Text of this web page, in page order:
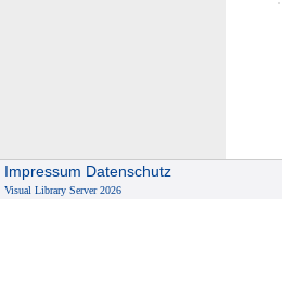
Impressum Datenschutz
Visual Library Server 2026